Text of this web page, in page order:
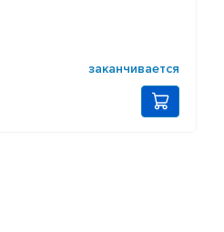
заканчивается